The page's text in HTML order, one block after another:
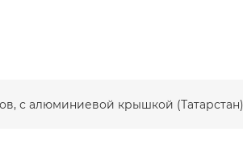
с алюминиевой крышкой (Татарстан)